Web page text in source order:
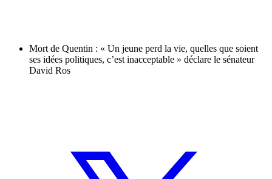
Mort de Quentin : « Un jeune perd la vie, quelles que soient
ses idées politiques, c’est inacceptable » déclare le sénateur
David Ros